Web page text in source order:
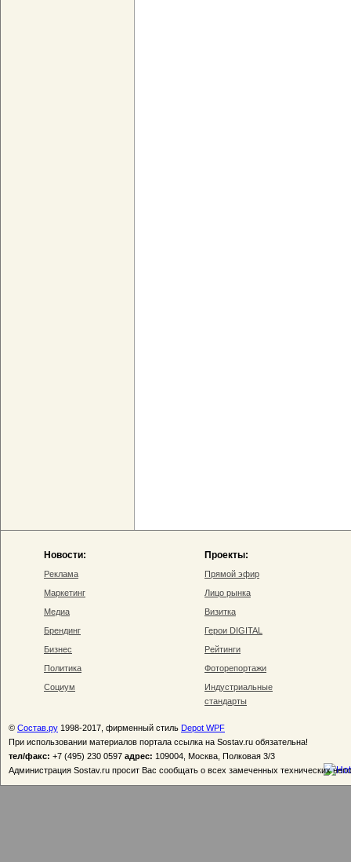
Новости:
Реклама
Маркетинг
Медиа
Брендинг
Бизнес
Политика
Социум
Проекты:
Прямой эфир
Лицо рынка
Визитка
Герои DIGITAL
Рейтинги
Фоторепортажи
Индустриальные
стандарты
© Состав.ру 1998-2017, фирменный стиль Depot WPF
При использовании материалов портала ссылка на Sostav.ru обязательна!
тел/факс: +7 (495) 230 0597 адрес: 109004, Москва, Полковая 3/3
Администрация Sostav.ru просит Вас сообщать о всех замеченных технических